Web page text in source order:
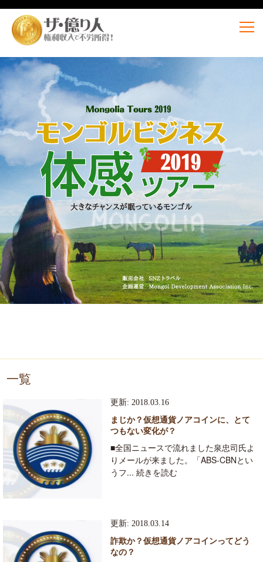
一覧
更新: 2018.03.16
まじか？仮想通貨ノアコインに、とて
つもない変化が？
■全国ニュースで流れました泉忠司氏よ
りメールが来ました。「ABS-CBNとい
うフ... 続きを読む
更新: 2018.03.14
詐欺か？仮想通貨ノアコインってどう
なの？